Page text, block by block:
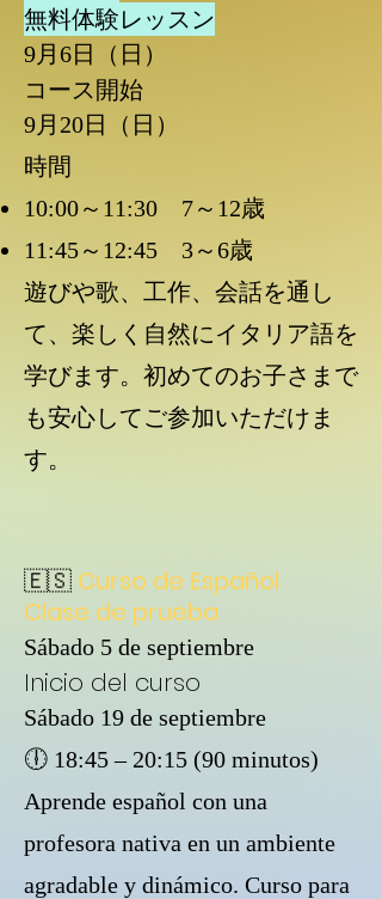
無料体験レッスン
9月6日（日）
コース開始
9月20日（日）
時間
10:00～11:30 7～12歳
11:45～12:45 3～6歳
遊びや歌、工作、会話を通し
て、楽しく自然にイタリア語を
学びます。初めてのお子さまで
も安心してご参加いただけま
す。
🇪🇸 Curso de Español
Clase de prueba
Sábado 5 de septiembre
Inicio del curso
Sábado 19 de septiembre
🕕 18:45 – 20:15 (90 minutos)
Aprende español con una
profesora nativa en un ambiente
agradable y dinámico. Curso para